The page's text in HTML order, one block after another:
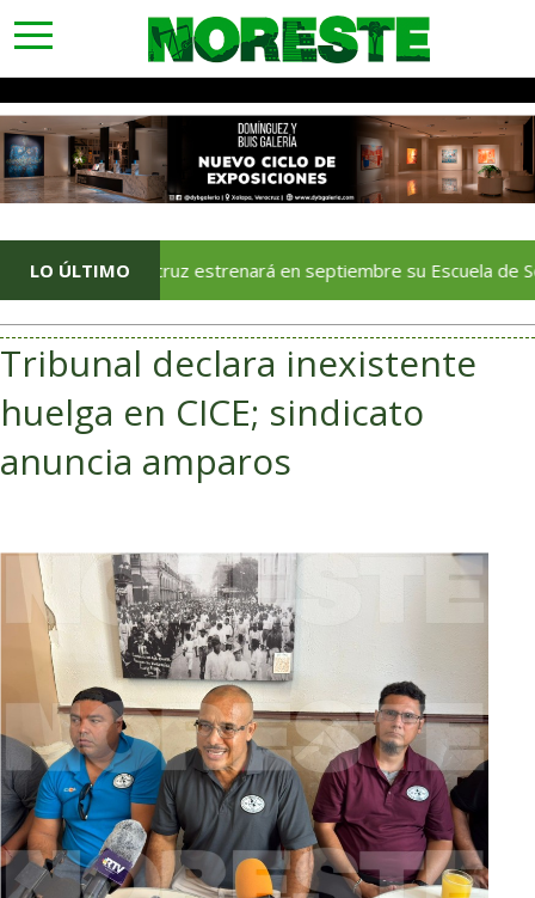
toggle
navigation
LO ÚLTIMO
Veracruz estrenará en septiembre su Escuela de Servicios
Tribunal declara inexistente
huelga en CICE; sindicato
anuncia amparos